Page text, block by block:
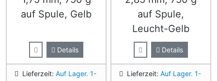
auf Spule, Gelb
Details
Lieferzeit: Auf Lager. 1-
auf Spule,
Leucht-Gelb
Details
Lieferzeit: Auf Lager. 1-